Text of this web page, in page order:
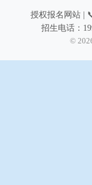
授权报名网站 |
招生电话：
©